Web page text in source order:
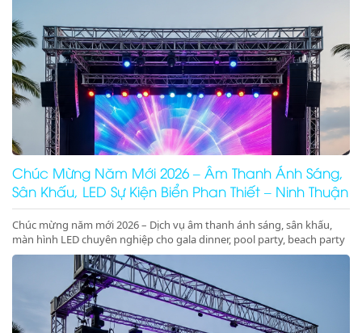
Chúc Mừng Năm Mới 2026 – Âm Thanh Ánh Sáng,
Sân Khấu, LED Sự Kiện Biển Phan Thiết – Ninh Thuận
Chúc mừng năm mới 2026 – Dịch vụ âm thanh ánh sáng, sân khấu,
màn hình LED chuyên nghiệp cho gala dinner, pool party, beach party
tại Phan Thiết, Ninh Thuận. Nhận ký hợp đồng dài hạn giá tốt.